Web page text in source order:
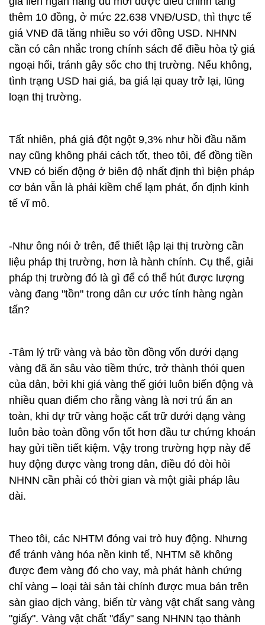
thêm 10 đồng, ở mức 22.638 VNĐ/USD, thì thực tế
giá VNĐ đã tăng nhiều so với đồng USD. NHNN
cần có cân nhắc trong chính sách để điều hòa tỷ giá
ngoại hối, tránh gây sốc cho thị trường. Nếu không,
tình trạng USD hai giá, ba giá lại quay trở lại, lũng
loạn thị trường.
Tất nhiên, phá giá đột ngột 9,3% như hồi đầu năm
nay cũng không phải cách tốt, theo tôi, để đồng tiền
VNĐ có biến động ở biên độ nhất định thì biện pháp
cơ bản vẫn là phải kiềm chế lạm phát, ổn định kinh
tế vĩ mô.
-Như ông nói ở trên, để thiết lập lại thị trường cần
liệu pháp thị trường, hơn là hành chính. Cụ thể, giải
pháp thị trường đó là gì để có thể hút được lượng
vàng đang "tồn" trong dân cư ước tính hàng ngàn
tấn?
-Tâm lý trữ vàng và bảo tồn đồng vốn dưới dạng
vàng đã ăn sâu vào tiềm thức, trở thành thói quen
của dân, bởi khi giá vàng thế giới luôn biến động và
nhiều quan điểm cho rằng vàng là nơi trú ẩn an
toàn, khi dự trữ vàng hoặc cất trữ dưới dạng vàng
luôn bảo toàn đồng vốn tốt hơn đầu tư chứng khoán
hay gửi tiền tiết kiệm. Vậy trong trường hợp này để
huy động được vàng trong dân, điều đó đòi hỏi
NHNN cần phải có thời gian và một giải pháp lâu
dài.
Theo tôi, các NHTM đóng vai trò huy động. Nhưng
để tránh vàng hóa nền kinh tế, NHTM sẽ không
được đem vàng đó cho vay, mà phát hành chứng
chỉ vàng – loại tài sản tài chính được mua bán trên
sàn giao dịch vàng, biến từ vàng vật chất sang vàng
"giấy". Vàng vật chất "đẩy" sang NHNN tạo thành